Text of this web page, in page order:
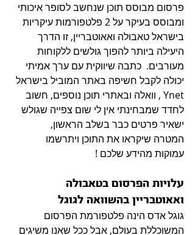
פרסום מבוסס תוכן שנחשב לסופר איכותי
ומבוסס בעיקר על 2 פלטפורמות עיקריות
בישראל טאבולה ואאוטבריין, זו הדרך
היעילה ביותר להפוך גולשים ללקוחות
מעורבים.  כתבה שיווקית עם ערך אמיתי
יכולה לקבל חשיפה באתר המוביל בישראל
Ynet , וואלה ובאתרי תוכן נוספים, חשוב
לחדד שמבחינתי אין לי שום צפייה שגולש
ישאיר פרטים כבר בשלב הראשון,
המטרה שיקראו את התוכן ויתרשמו
עמוקות מהידע שלכם !
עלויות הפרסום בטאבולה
ואאוטבריין בהשוואה לגוגל
גוגל אדס הינה פלטפורמת הפרסום
המשוכללת בעולם, אבל ככל שאנו משיגים